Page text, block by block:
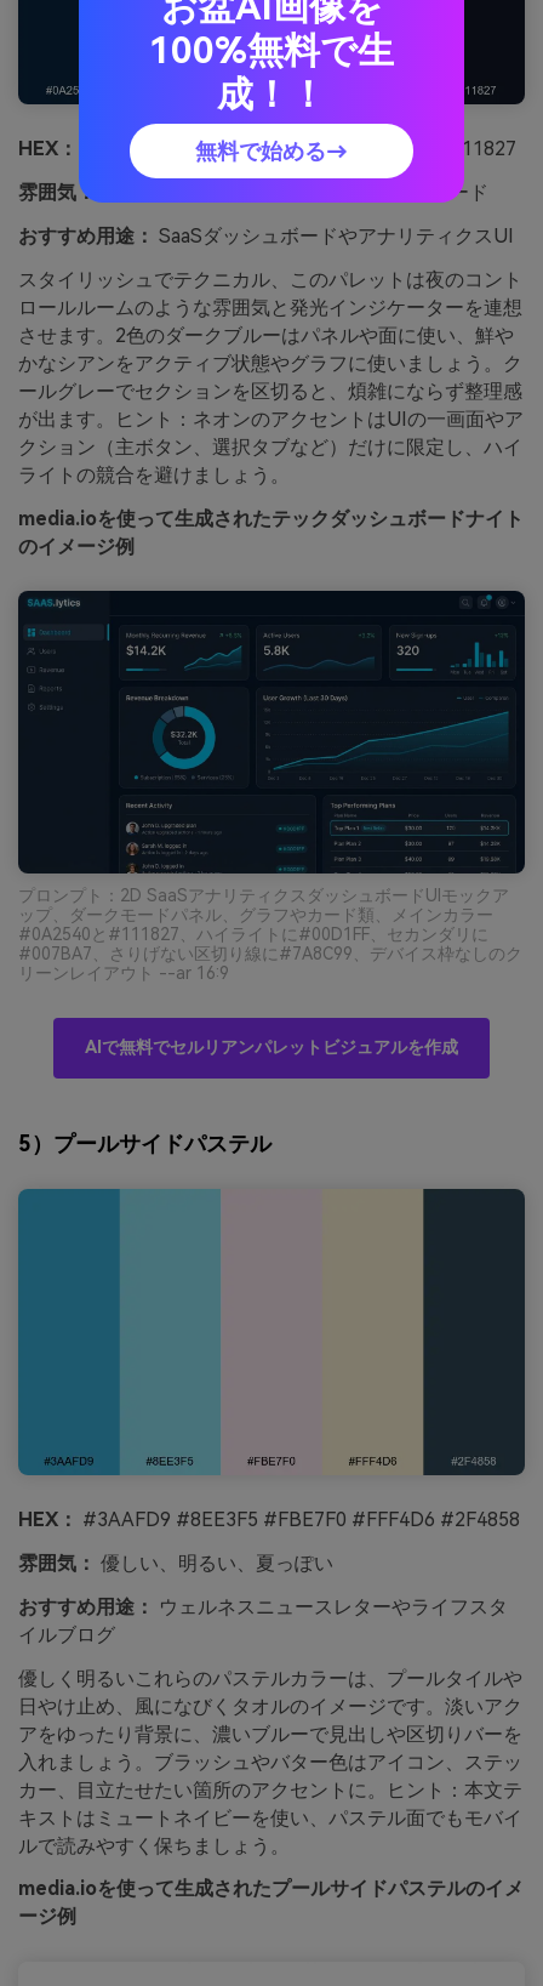
HEX：
#0A2540 #007BA7 #00D1FF #7A8C99 #111827
雰囲気：
スタイリッシュ、テクニカル、ナイトモード
おすすめ用途： SaaSダッシュボードやアナリティクスUI
スタイリッシュでテクニカル、このパレットは夜のコント
ロールルームのような雰囲気と発光インジケーターを連想
させます。2色のダークブルーはパネルや面に使い、鮮や
かなシアンをアクティブ状態やグラフに使いましょう。ク
ールグレーでセクションを区切ると、煩雑にならず整理感
が出ます。ヒント：ネオンのアクセントはUIの一画面やア
クション（主ボタン、選択タブなど）だけに限定し、ハイ
ライトの競合を避けましょう。
media.ioを使って生成されたテックダッシュボードナイト
のイメージ例
プロンプト：2D SaaSアナリティクスダッシュボードUIモックア
ップ、ダークモードパネル、グラフやカード類、メインカラー
#0A2540と#111827、ハイライトに#00D1FF、セカンダリに
#007BA7、さりげない区切り線に#7A8C99、デバイス枠なしのク
リーンレイアウト --ar 16:9
AIで無料でセルリアンパレットビジュアルを作成
5）プールサイドパステル
HEX： #3AAFD9 #8EE3F5 #FBE7F0 #FFF4D6 #2F4858
雰囲気： 優しい、明るい、夏っぽい
おすすめ用途：
ウェルネスニュースレターやライフスタ
イルブログ
優しく明るいこれらのパステルカラーは、プールタイルや
日やけ止め、風になびくタオルのイメージです。淡いアク
アをゆったり背景に、濃いブルーで見出しや区切りバーを
入れましょう。ブラッシュやバター色はアイコン、ステッ
カー、目立たせたい箇所のアクセントに。ヒント：本文テ
キストはミュートネイビーを使い、パステル面でもモバイ
ルで読みやすく保ちましょう。
media.ioを使って生成されたプールサイドパステルのイメ
ージ例
100%無料で生
成！！
無料で始める→